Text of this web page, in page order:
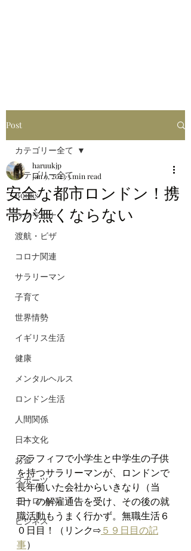
Post
カテゴリー全て
Books
ウクライナ
渡航・ビザ
コロナ関連
サラリーマン
子育て
世界情勢
イギリス生活
健康
メンタルヘルス
ロンドン生活
人間関係
日本文化
お金
スポーツ
ヨーロッパ
ビジネス
カテゴリー全て
安全な都市ロンドン！携
帯が無くならない
haruukjp
Jan 9, 20233 min read
アラフィフで小学生と中学生の子供
を持つサラリーマンが、ロンドンで
長年働いた会社からいきなり（当
日）の解雇通告を受け、その後の就
職活動もうまく行かず。無職生活６
０日目！（リンク⇨５９日目の記
事）